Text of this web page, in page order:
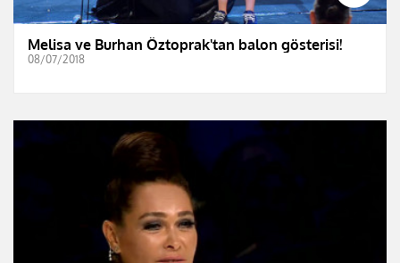
Melisa ve Burhan Öztoprak'tan balon gösterisi!
08/07/2018